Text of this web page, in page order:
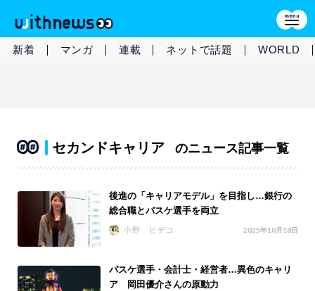
新着 マンガ 連載 ネットで話題 WORLD
セカンドキャリア のニュース記事一覧
後進の「キャリアモデル」を目指し…銀行の
総合職とバスケ選手を両立
小野 ヒデコ 2025年10月18日
バスケ選手・会計士・経営者…異色のキャリ
ア 岡田優介さんの原動力